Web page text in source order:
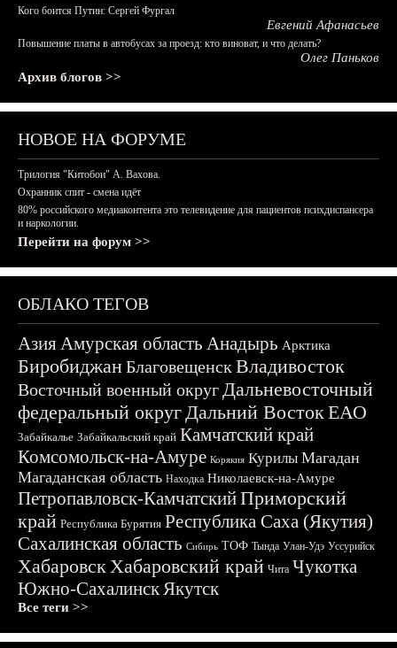
Кого боится Путин: Сергей Фургал
Евгений Афанасьев
Повышение платы в автобусах за проезд: кто виноват, и что делать?
Олег Паньков
Архив блогов >>
НОВОЕ НА ФОРУМЕ
Трилогия "Китобои" А. Вахова.
Охранник спит - смена идёт
80% российского медиаконтента это телевидение для пациентов психдиспансера
и наркологии.
Перейти на форум >>
ОБЛАКО ТЕГОВ
АзияАмурская область Анадырь Арктика
БиробиджанБлаговещенскВладивосток
Восточный военный округДальневосточный
федеральный округДальний ВостокЕАО
Забайкалье Забайкальский край Камчатский край
Комсомольск-на-Амуре Корякия Курилы Магадан
Магаданская область Находка Николаевск-на-Амуре
Петропавловск-КамчатскийПриморский
край Республика Бурятия Республика Саха (Якутия)
Сахалинская область Сибирь ТОФ Тында Улан-Удэ Уссурийск
ХабаровскХабаровский край Чита Чукотка
Южно-СахалинскЯкутск
Все теги >>